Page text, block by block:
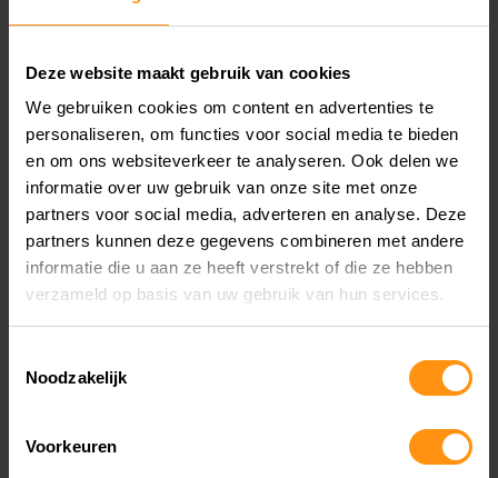
Deze website maakt gebruik van cookies
We gebruiken cookies om content en advertenties te
personaliseren, om functies voor social media te bieden
en om ons websiteverkeer te analyseren. Ook delen we
informatie over uw gebruik van onze site met onze
partners voor social media, adverteren en analyse. Deze
partners kunnen deze gegevens combineren met andere
informatie die u aan ze heeft verstrekt of die ze hebben
verzameld op basis van uw gebruik van hun services.
Noodzakelijk
Voorkeuren
DE YAMAHA T-MAX TECH
MAX IS VERKRIJGBAAR IN
DE KLEUREN